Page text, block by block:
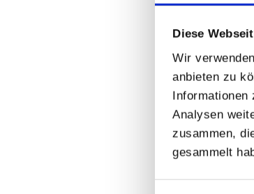
Diese
Wir
anbieten zu
Informationen
Analysen
zusammen,
gesammelt